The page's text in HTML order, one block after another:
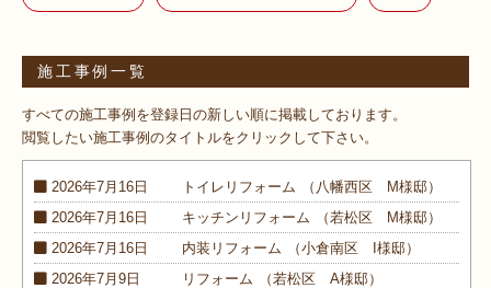
施工事例一覧
すべての施工事例を登録日の新しい順に掲載しております。
閲覧したい施工事例のタイトルをクリックして下さい。
2026年7月16日 トイレ リフォーム
（八幡西区 M様邸）
2026年7月16日
キッチン リフォーム
（若松区 M様邸）
2026年7月16日
内装 リフォーム
（小倉南区 I様邸）
2026年7月9日
リフォーム
（若松区 A様邸）